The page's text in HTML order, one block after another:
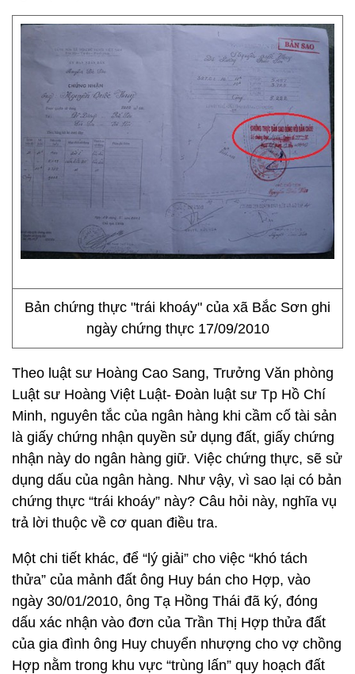
Bản chứng thực "trái khoáy" của xã Bắc Sơn ghi
ngày chứng thực 17/09/2010
Theo luật sư Hoàng Cao Sang, Trưởng Văn phòng
Luật sư Hoàng Việt Luật- Đoàn luật sư Tp Hồ Chí
Minh, nguyên tắc của ngân hàng khi cầm cố tài sản
là giấy chứng nhận quyền sử dụng đất, giấy chứng
nhận này do ngân hàng giữ. Việc chứng thực, sẽ sử
dụng dấu của ngân hàng. Như vậy, vì sao lại có bản
chứng thực “trái khoáy” này? Câu hỏi này, nghĩa vụ
trả lời thuộc về cơ quan điều tra.
Một chi tiết khác, để “lý giải” cho việc “khó tách
thửa” của mảnh đất ông Huy bán cho Hợp, vào
ngày 30/01/2010, ông Tạ Hồng Thái đã ký, đóng
dấu xác nhận vào đơn của Trần Thị Hợp thửa đất
của gia đình ông Huy chuyển nhượng cho vợ chồng
Hợp nằm trong khu vực “trùng lấn” quy hoạch đất